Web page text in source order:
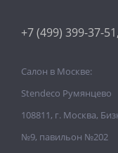
+7 (499) 399-37-51,
Салон в Москве:
Stendeco Румянцево
108811, г. Москва,
№9, павильон №202